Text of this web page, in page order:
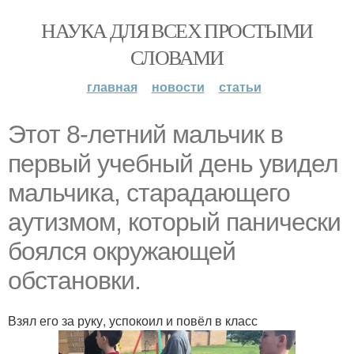
НАУКА ДЛЯ ВСЕХ ПРОСТЫМИ
СЛОВАМИ
главная новости статьи
Этот 8-летний мальчик в
первый учебный день увидел
мальчика, старадающего
аутизмом, который панически
боялся окружающей
обстановки.
Взял его за руку, успокоил и повёл в класс